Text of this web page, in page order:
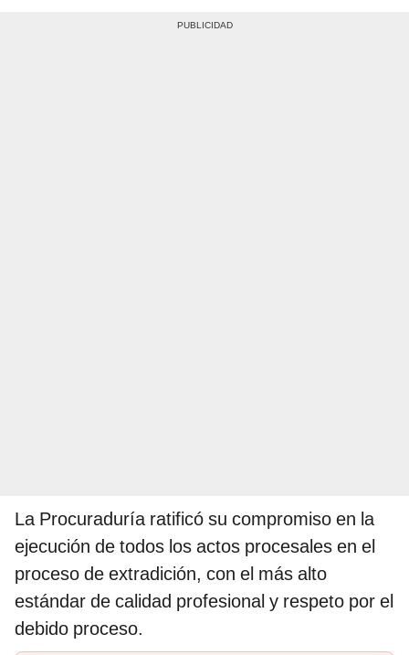
La Procuraduría ratificó su compromiso en la
ejecución de todos los actos procesales en el
proceso de extradición, con el más alto
estándar de calidad profesional y respeto por el
debido proceso.